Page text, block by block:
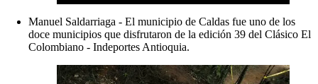
Manuel Saldarriaga - El municipio de Caldas fue uno de los
doce municipios que disfrutaron de la edición 39 del Clásico El
Colombiano - Indeportes Antioquia.